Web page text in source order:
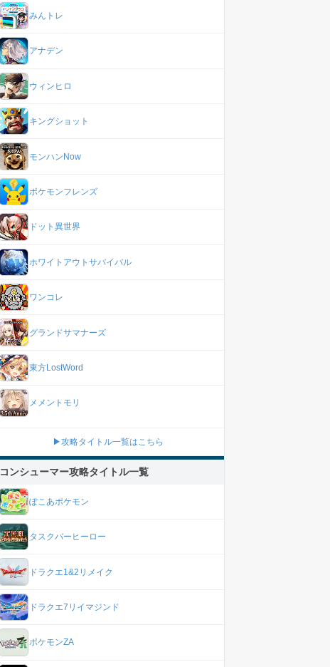
みんトレ
アナデン
ウィンヒロ
キングショット
モンハンNow
ポケモンフレンズ
ドット異世界
ホワイトアウトサバイバル
ワンコレ
グランドサマナーズ
東方LostWord
メメントモリ
▶攻略タイトル一覧はこちら
コンシューマー攻略タイトル一覧
ぽこあポケモン
タスクバーヒーロー
ドラクエ1&2リメイク
ドラクエ7リイマジンド
ポケモンZA